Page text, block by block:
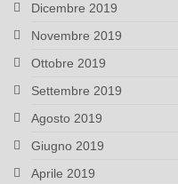
Dicembre 2019
Novembre 2019
Ottobre 2019
Settembre 2019
Agosto 2019
Giugno 2019
Aprile 2019